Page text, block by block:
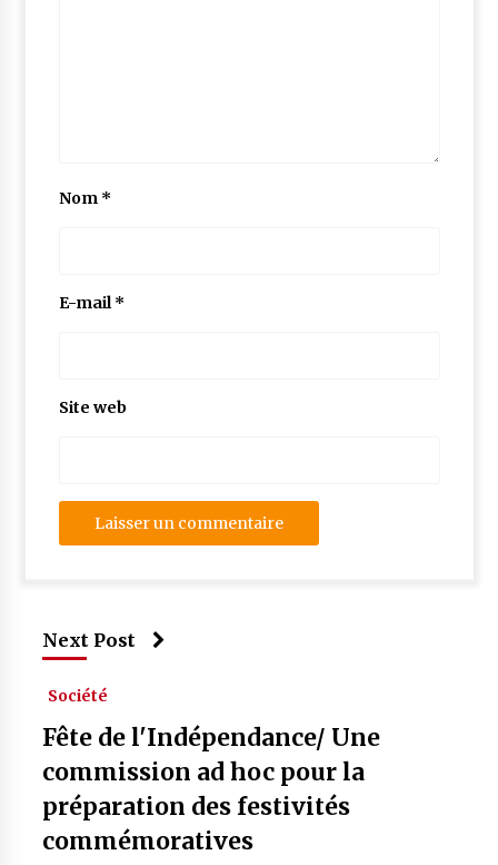
Nom *
E-mail*
Site web
Next Post
Société
Fête de l'Indépendance/ Une
commission ad hoc pour la
préparation des festivités
commémoratives